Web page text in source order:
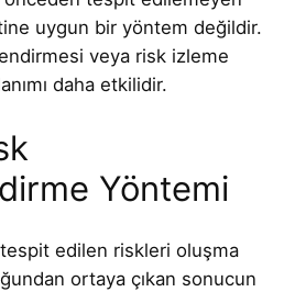
uygun bir yöntem değildir.
veya risk izleme
daha etkilidir.
Yöntemi
edilen riskleri oluşma
ortaya çıkan sonucun